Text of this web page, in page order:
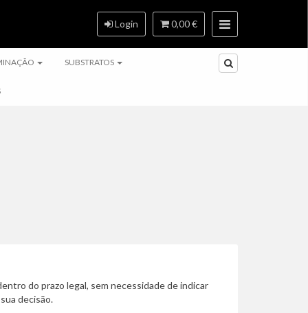
Login 0,00 €
SUBSTRATOS
do prazo legal, sem necessidade de indicar
decisão.